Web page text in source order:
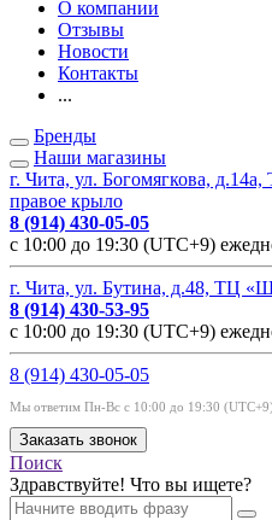
О компании
Отзывы
Новости
Контакты
...
Бренды
Наши магазины
г. Чита, ул. Богомягкова,
правое крыло
8 (914) 430-05-05
с 10:00 до 19:30 (UTC+9)
г. Чита, ул. Бутина, д.48, ТЦ
8 (914) 430-53-95
с 10:00 до 19:30 (UTC+9)
8 (914) 430-05-05
Мы ответим Пн-Вс с 10:00 до 19:30 (UTC+9)
Заказать звонок
Поиск
Здравствуйте! Что вы ищете?